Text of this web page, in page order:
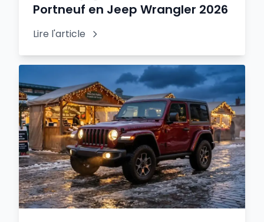
Portneuf en Jeep Wrangler 2026
Lire l'article